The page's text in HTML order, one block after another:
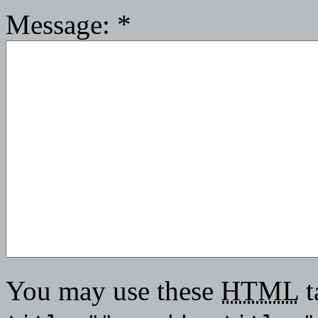
Message: *
You may use these HTML